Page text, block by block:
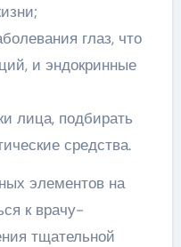
глаз, что
и эндокринные
лица, подбирать
средства.
элементов на
к врачу-
тщательной